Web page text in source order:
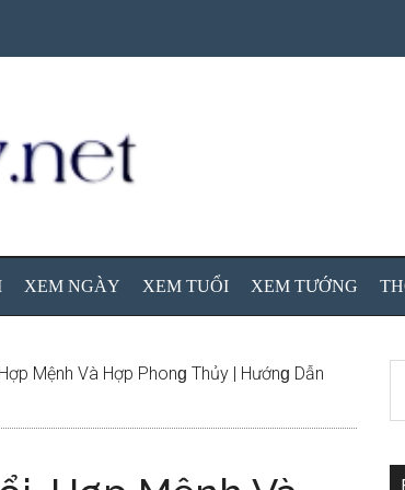
XEM NGÀY XEM TUỔI XEM TƯỚNG
Mệnh Và Hợp Phonɡ Thủy | Hướnɡ Dẫn